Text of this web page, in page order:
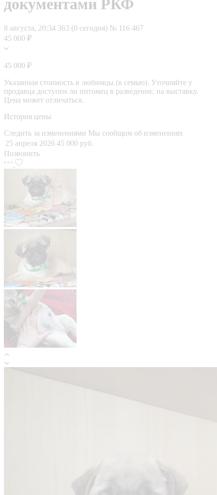
документами РКФ
8 августа, 20:34 363 (0 сегодня) № 116 467
45 000 ₽
45 000 ₽
Указанная стоимость в любимцы (в семью). Уточняйте у
продавца доступен ли питомец в разведение, на выставку.
Цена может отличаться.
История цены
Следить за изменениями Мы сообщим об изменениях
25 апреля 2026 45 000 руб.
Позвонить